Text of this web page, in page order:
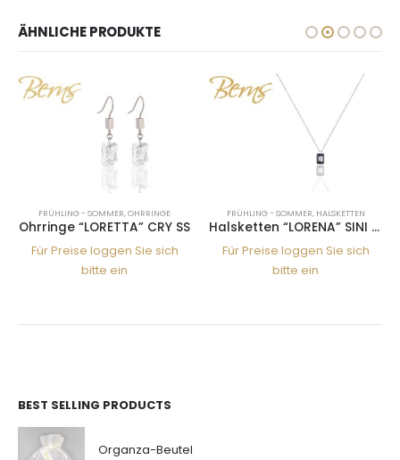
ÄHNLICHE PRODUKTE
FRÜHLING - SOMMER,OHRRINGE
Ohrringe “LORETTA” CRY SS
Für Preise loggen Sie sich
bitte ein
FRÜHLING - SOMMER, HALSKETTEN
Halsketten “LORENA” SINI 1*SS
Für Preise loggen Sie sich
bitte ein
BEST SELLING PRODUCTS
Organza-Beutel